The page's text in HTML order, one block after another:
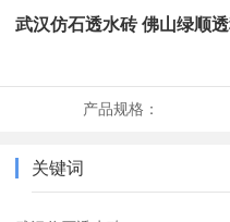
武汉仿石透水砖 佛山绿顺
产品规格：
关键词